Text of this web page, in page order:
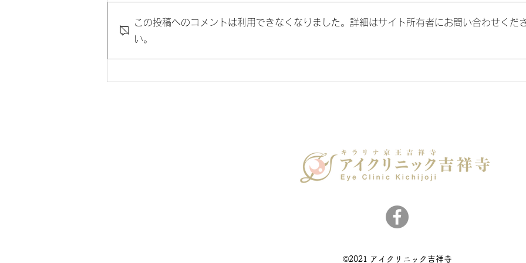
8月の岡部先生の代診のお知
らせ
この投稿へのコメントは利用できなくなりました。詳細はサイト所有者にお問い合わせくだ
い。
©2021 アイクリニック吉祥寺